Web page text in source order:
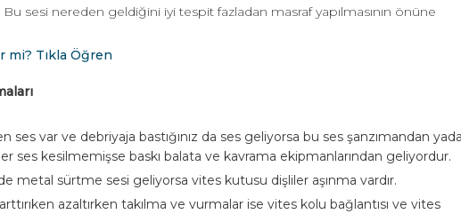
Bu sesi nereden geldiğini iyi tespit fazladan masraf yapılmasının önüne
mi? Tıkla Öğren
ses var ve debriyaja bastığınız da ses geliyorsa bu ses şanzımandan
ses kesilmemişse baskı balata ve kavrama ekipmanlarından geliyordur.
metal sürtme sesi geliyorsa vites kutusu dişliler aşınma vardır.
azaltırken takılma ve vurmalar ise vites kolu bağlantısı ve vites